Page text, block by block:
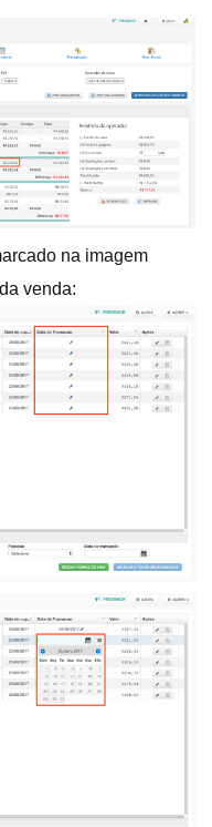
na imagem
venda: